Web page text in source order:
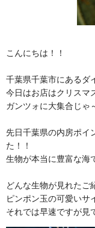
こんにちは！！
千葉県千葉市にあるダ
今日はお店はクリスマ
ガンツォに大集合じゃ
先日千葉県の内房ポイ
た！！
生物が本当に豊富な海
どんな生物が見れたご
ピンポン玉の可愛いサ
それでは早速ですが見